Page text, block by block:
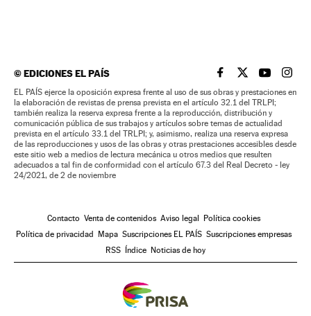
©EDICIONES EL PAÍS EL PAÍS BRASIL EN
EL PAÍSEL PAÍS
EL
EL PAÍS ejerce la oposición expresa frente al uso de sus obras y prestaciones en
la elaboración de revistas de prensa prevista en el artículo 32.1 del TRLPI;
también realiza la reserva expresa frente a la reproducción, distribución y
comunicación pública de sus trabajos y artículos sobre temas de actualidad
prevista en el artículo 33.1 del TRLPI; y, asimismo, realiza una reserva expresa
de las reproducciones y usos de las obras y otras prestaciones accesibles desde
este sitio web a medios de lectura mecánica u otros medios que resulten
adecuados a tal fin de conformidad con el artículo 67.3 del Real Decreto - ley
24/2021, de 2 de noviembre
Contacto Venta de contenidos Aviso legal Política cookies
Política de privacidad Mapa Suscripciones EL PAÍS Suscripciones empresas
RSS Índice Noticias de hoy